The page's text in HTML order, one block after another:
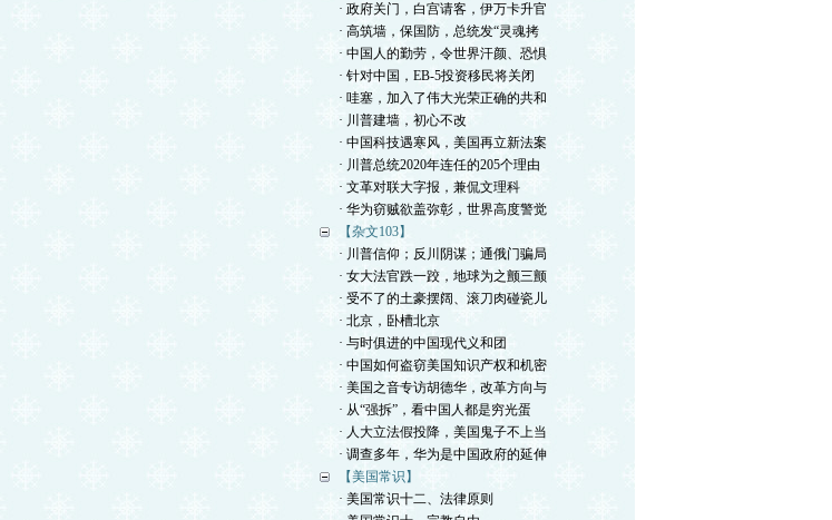
· 政府关门，白宫请客，伊万卡升官
· 高筑墙，保国防，总统发“灵魂拷
· 中国人的勤劳，令世界汗颜、恐惧
· 针对中国，EB-5投资移民将关闭
· 哇塞，加入了伟大光荣正确的共和
· 川普建墙，初心不改
· 中国科技遇寒风，美国再立新法案
· 川普总统2020年连任的205个理由
· 文革对联大字报，兼侃文理科
· 华为窃贼欲盖弥彰，世界高度警觉
【杂文103】
· 川普信仰；反川阴谋；通俄门骗局
· 女大法官跌一跤，地球为之颤三颤
· 受不了的土豪摆阔、滚刀肉碰瓷儿
· 北京，卧槽北京
· 与时俱进的中国现代义和团
· 中国如何盗窃美国知识产权和机密
· 美国之音专访胡德华，改革方向与
· 从“强拆”，看中国人都是穷光蛋
· 人大立法假投降，美国鬼子不上当
· 调查多年，华为是中国政府的延伸
【美国常识】
· 美国常识十二、法律原则